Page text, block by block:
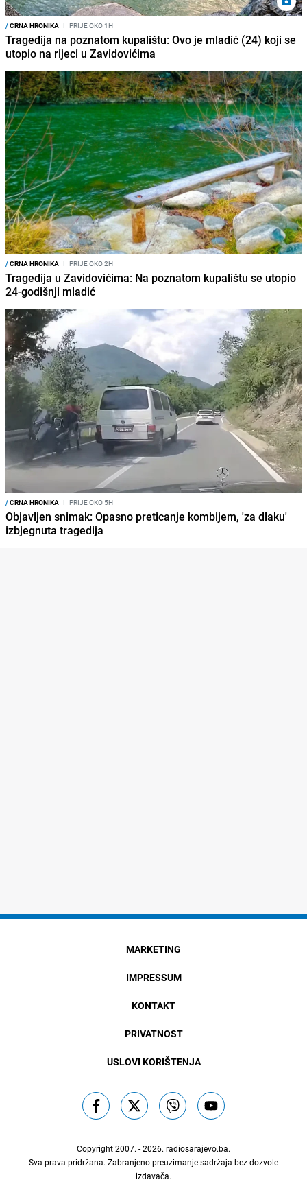
/CRNA HRONIKA I PRIJE OKO 1H
Tragedija na poznatom kupalištu: Ovo je mladić (24) koji se
utopio na rijeci u Zavidovićima
/CRNA HRONIKA I PRIJE OKO 2H
Tragedija u Zavidovićima: Na poznatom kupalištu se utopio
24-godišnji mladić
/CRNA HRONIKA I PRIJE OKO 5H
Objavljen snimak: Opasno preticanje kombijem, 'za dlaku'
izbjegnuta tragedija
MARKETING
IMPRESSUM
KONTAKT
PRIVATNOST
USLOVI KORIŠTENJA
Copyright 2007. - 2026. radiosarajevo.ba.
Sva prava pridržana. Zabranjeno preuzimanje sadržaja bez dozvole
izdavača.